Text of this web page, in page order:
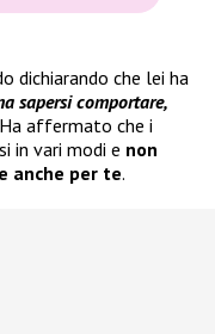
dichiarando che lei ha
sapersi comportare,
Ha affermato che i
in vari modi e non
anche per te.